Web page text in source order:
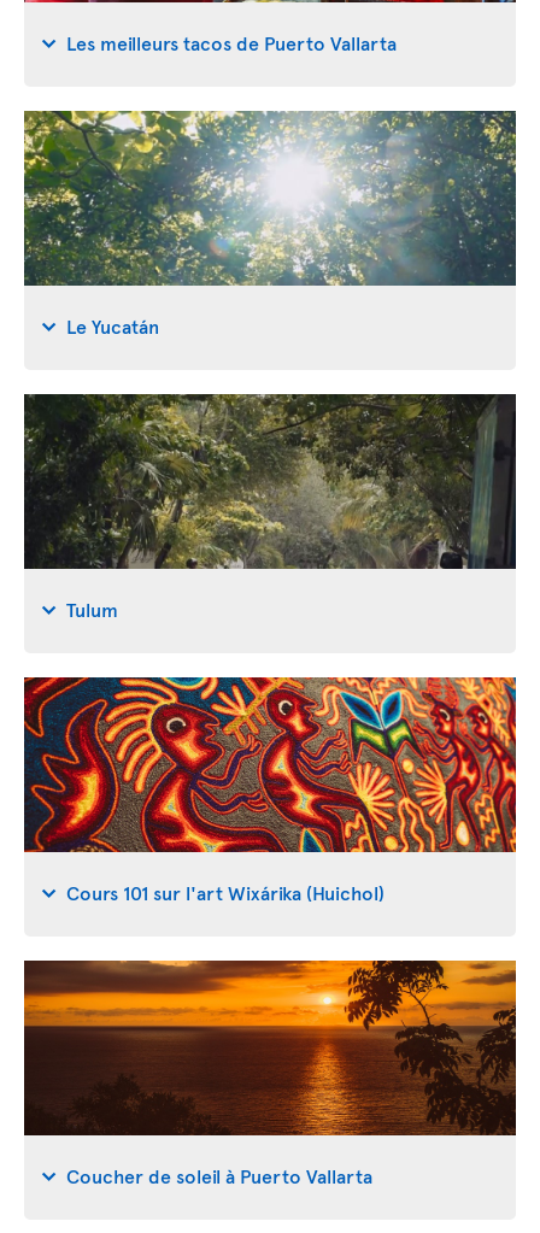
Les meilleurs tacos de Puerto Vallarta
Le Yucatán
Tulum
Cours 101 sur l'art Wixárika (Huichol)
Coucher de soleil à Puerto Vallarta